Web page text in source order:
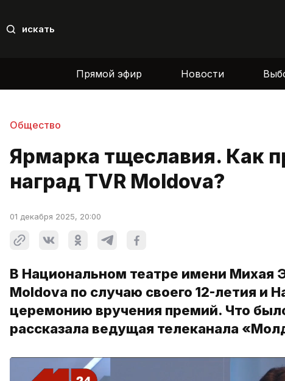
искать
Прямой эфир Новости
Общество
Ярмарка тщеславия. Как
наград TVR Moldova?
01 декабря 2025, 20:00
В Национальном театре имени Михая
Moldova по случаю своего 12-летия и
церемонию вручения премий. Что
рассказала ведущая телеканала